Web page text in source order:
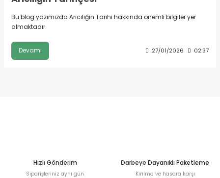
Bu blog yazımızda Arıcılığın Tarihi hakkında önemli bilgiler yer
almaktadır.
Devamı 27/01/2026 02:37
Hızlı Gönderim
Siparişleriniz aynı gün
Darbeye Dayanıklı Paketleme
Kırılma ve hasara karşı